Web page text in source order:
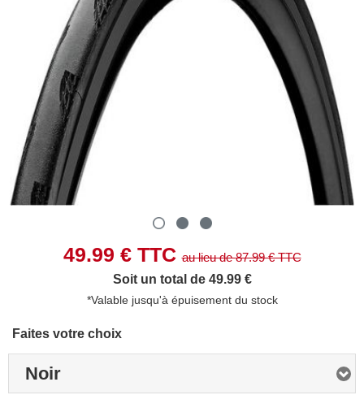
49.99 € TTCau lieu de87.99€ TTC
Soit un total de 49.99 €
*Valable jusqu'à épuisement du stock
Faites votre choix
Noir